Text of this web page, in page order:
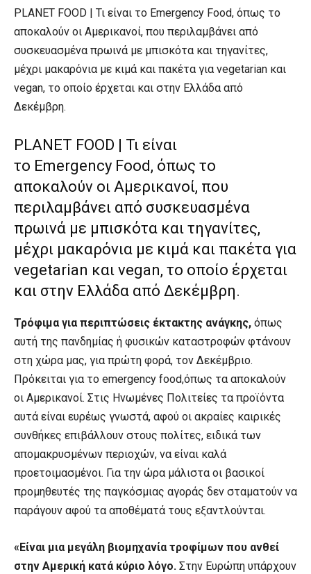
PLANET FOOD | Τι είναι το Emergency Food, όπως το
αποκαλούν οι Αμερικανοί, που περιλαμβάνει από
συσκευασμένα πρωινά με μπισκότα και τηγανίτες,
μέχρι μακαρόνια με κιμά και πακέτα για vegetarian και
vegan, το οποίο έρχεται και στην Ελλάδα από
Δεκέμβρη.
PLANET FOOD | Τι είναι
το Emergency Food, όπως το
αποκαλούν οι Αμερικανοί, που
περιλαμβάνει από συσκευασμένα
πρωινά με μπισκότα και τηγανίτες,
μέχρι μακαρόνια με κιμά και πακέτα για
vegetarian και vegan, το οποίο έρχεται
και στην Ελλάδα από Δεκέμβρη.
Τρόφιμα για περιπτώσεις έκτακτης ανάγκης, όπως
αυτή της πανδημίας ή φυσικών καταστροφών φτάνουν
στη χώρα μας, για πρώτη φορά, τον Δεκέμβριο.
Πρόκειται για το emergency food,όπως τα αποκαλούν
οι Αμερικανοί. Στις Ηνωμένες Πολιτείες τα προϊόντα
αυτά είναι ευρέως γνωστά, αφού οι ακραίες καιρικές
συνθήκες επιβάλλουν στους πολίτες, ειδικά των
απομακρυσμένων περιοχών, να είναι καλά
προετοιμασμένοι. Για την ώρα μάλιστα οι βασικοί
προμηθευτές της παγκόσμιας αγοράς δεν σταματούν να
παράγουν αφού τα αποθέματά τους εξαντλούνται.
«Είναι μια μεγάλη βιομηχανία τροφίμων που ανθεί
στην Αμερική κατά κύριο λόγο. Στην Ευρώπη υπάρχουν